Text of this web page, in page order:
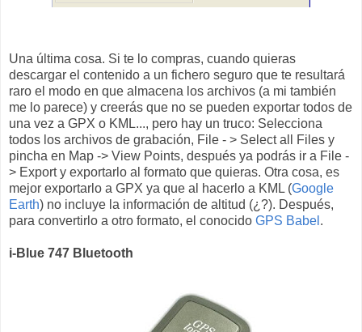
Una última cosa. Si te lo compras, cuando quieras
descargar el contenido a un fichero seguro que te resultará
raro el modo en que almacena los archivos (a mi también
me lo parece) y creerás que no se pueden exportar todos de
una vez a GPX o KML..., pero hay un truco: Selecciona
todos los archivos de grabación, File - > Select all Files y
pincha en Map -> View Points, después ya podrás ir a File -
> Export y exportarlo al formato que quieras. Otra cosa, es
mejor exportarlo a GPX ya que al hacerlo a KML (Google
Earth) no incluye la información de altitud (¿?). Después,
para convertirlo a otro formato, el conocido GPS Babel .
i-Blue 747 Bluetooth